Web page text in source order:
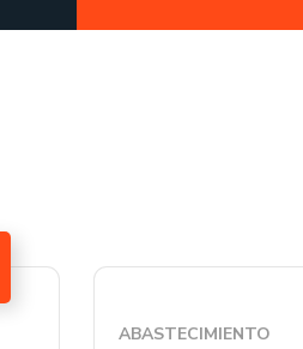
ABASTECIMIENTO